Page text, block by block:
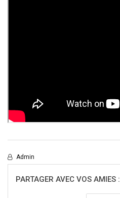
Admin
PARTAGER AVEC VOS AMIES :